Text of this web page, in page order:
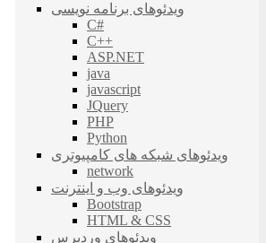
ویدئوهای برنامه نویسی
C#
C++
ASP.NET
java
javascript
JQuery
PHP
Python
ویدئوهای شبکه های کامپیوتری
network
ویدئوهای وب و اینترنت
Bootstrap
HTML & CSS
ویدئوهای وردپرس